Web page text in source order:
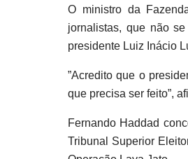
O ministro da
jornalistas, que não
presidente Luiz Inácio
”Acredito que o
que precisa ser feito”,
Fernando Haddad
Tribunal Superior